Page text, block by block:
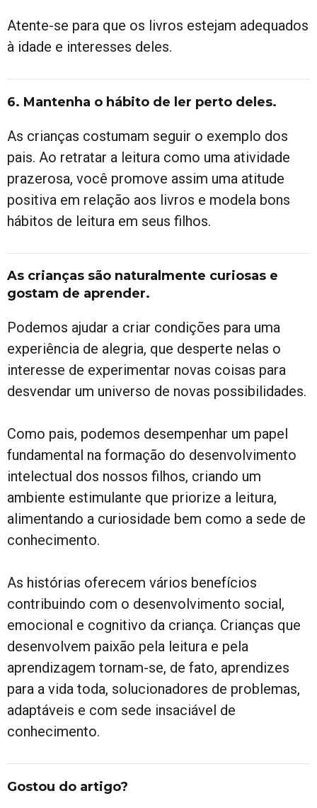
Atente-se para que os livros estejam adequados
à idade e interesses deles.
6. Mantenha o hábito de ler perto deles.
As crianças costumam seguir o exemplo dos
pais. Ao retratar a leitura como uma atividade
prazerosa, você promove assim uma atitude
positiva em relação aos livros e modela bons
hábitos de leitura em seus filhos.
As crianças são naturalmente curiosas e
gostam de aprender.
Podemos ajudar a criar condições para uma
experiência de alegria, que desperte nelas o
interesse de experimentar novas coisas para
desvendar um universo de novas possibilidades.
Como pais, podemos desempenhar um papel
fundamental na formação do desenvolvimento
intelectual dos nossos filhos, criando um
ambiente estimulante que priorize a leitura,
alimentando a curiosidade bem como a sede de
conhecimento.
As histórias oferecem vários benefícios
contribuindo com o desenvolvimento social,
emocional e cognitivo da criança. Crianças que
desenvolvem paixão pela leitura e pela
aprendizagem tornam-se, de fato, aprendizes
para a vida toda, solucionadores de problemas,
adaptáveis e com sede insaciável de
conhecimento.
Gostou do artigo?